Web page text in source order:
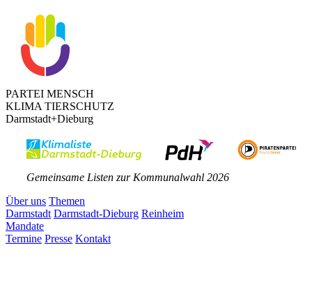
PARTEI MENSCH
KLIMA TIERSCHUTZ
Darmstadt+Dieburg
Gemeinsame Listen zur Kommunalwahl 2026
Über uns Themen
Darmstadt Darmstadt-Dieburg Reinheim
Mandate
Termine Presse Kontakt